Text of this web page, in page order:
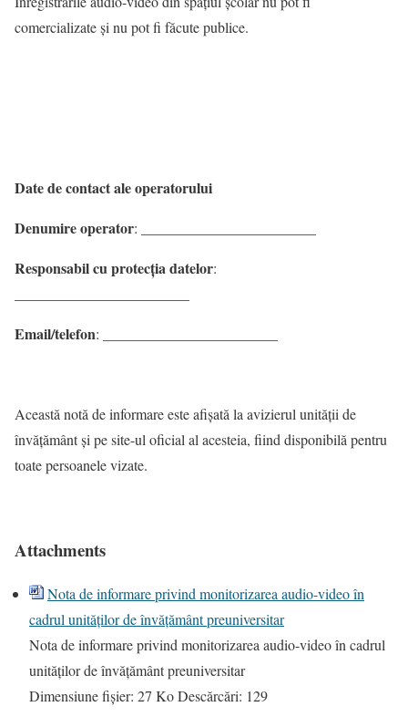
comercializate şi nu pot fi făcute publice.
Date de contact ale operatorului
Denumire operator: ________________________
Responsabil cu protecția datelor:
Email/telefon: ________________________
Această notă de informare este afișată la avizierul unității de
învățământ și pe site-ul oficial al acesteia, fiind disponibilă pentru
toate persoanele vizate.
Attachments
Nota de informare privind monitorizarea audio-video în
cadrul unităţilor de învăţământ preuniversitar
Nota de informare privind monitorizarea audio-video în cadrul
unităţilor de învăţământ preuniversitar
Dimensiune fișier: 27 KoDescărcări: 129